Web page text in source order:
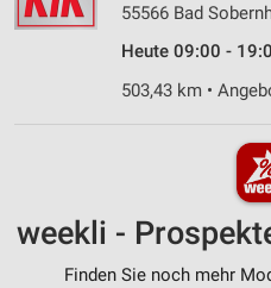
55566 Bad
Heute 09:00 -
503,43 km •
weekli -
Finden Sie noch mehr